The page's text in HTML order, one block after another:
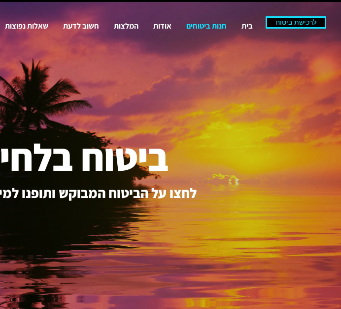
בית חנות ביטוחים אודות המלצות חשוב לדעת שאלות נפוצות לרכישת ביטוח
ביטוח
לחצו על הביטוח המבוקש ותופנו